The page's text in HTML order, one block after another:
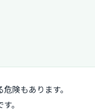
険もあります。
。